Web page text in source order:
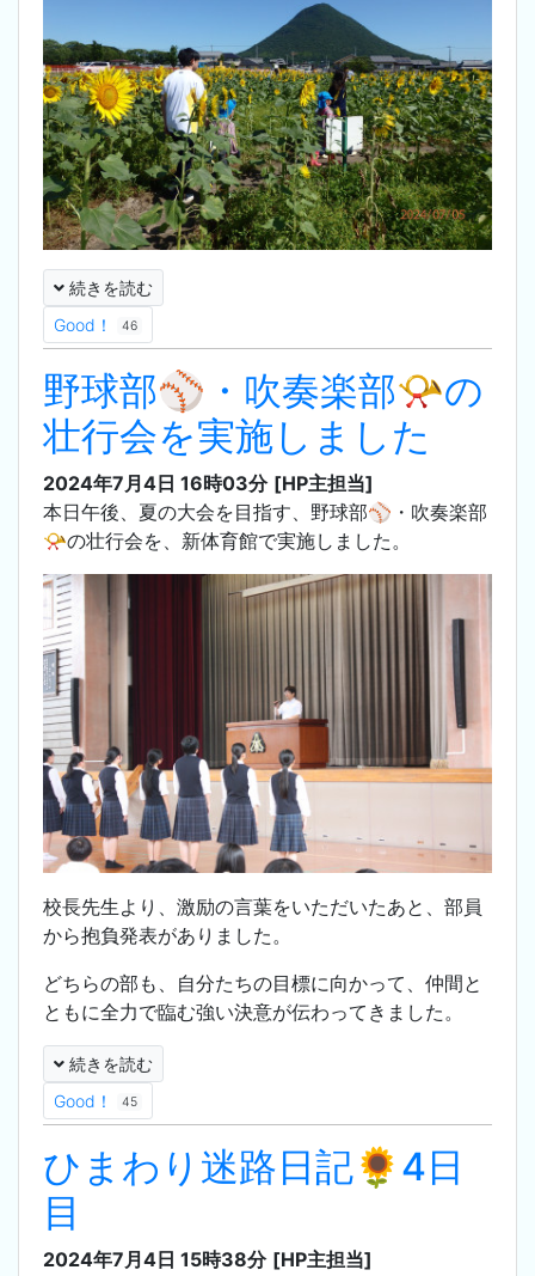
続きを読む
Good！
46
野球部⚾・吹奏楽部📯の
壮行会を実施しました
2024年7月4日 16時03分 [HP主担当]
本日午後、夏の大会を目指す、野球部⚾・吹奏楽部
📯の壮行会を、新体育館で実施しました。
校長先生より、激励の言葉をいただいたあと、部員
から抱負発表がありました。
どちらの部も、自分たちの目標に向かって、仲間と
ともに全力で臨む強い決意が伝わってきました。
続きを読む
Good！
45
ひまわり迷路日記🌻4日
目
2024年7月4日 15時38分 [HP主担当]